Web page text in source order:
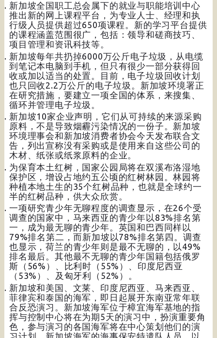
新加坡全国职工总会属下的就业与职能培训中心
推出新的网上课程平台，为专业人士、经理和执
行级人员提供超过650项课程。新的学习平台提供
的课程涵盖范围很广，包括：领导和磋商技巧、
项目管理和资讯科技等。
新加坡每年共扔掉6000万公斤电子垃圾，从电缆
到笔记本电脑到手机，但只有很少一部分获得回
收或加以适当的处置。目前，电子垃圾回收计划
也只回收2.2万公斤的电子垃圾。新加坡环境署正
在研究措施，要建立一项全国的体系，来搜集、
循环并管理电子垃圾。
新加坡10家企业声明，它们从可持续的来源采购
原料，不是导致烟霾污染情况的一份子。新加坡
环境理事会和新加坡消费者协会今天发布联合文
告，列出宣称没有采购或是使用来自这些公司的
木材、纸张或纸浆原料的企业。
为保育本土红树，国家公园局将在双溪布洛湿地
保护区，增设占地约五公顷的红树林园。林园将
种植本地土生的35个红树品种，也就是全球约一
半的红树品种，供大众欣赏。
一项研究青少年无聊程度的调查显示，在26个受
调查的国家中，马来西亚的青少年以83%排名第
一，成为最无聊的青少年。英国和巴西同样以
79%排名第二，而新加坡以78%排名第四。调查
也显示，荷兰的青少年则是最不无聊的，以49%
排名最后。其他最不无聊的青少年国籍包括俄罗
斯（56%）、比利时（55%）、印度尼西亚
（53%）、及匈牙利（52%）。
新加坡和美国、文莱、印度尼西亚、马来西亚、
菲律宾和泰国的海军，即日起展开东南亚常年联
合反恐演习。新加坡海军位于樟宜海军基地的指
挥与控制中心将在为期5天的演习中，扮演重要角
色，参与演习的各国海军将在中心策划他们的演
习计划。新加坡海军的海事保安特遣队人员，以